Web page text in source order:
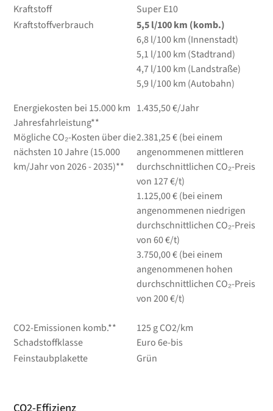
Kraftstoff
Super E10
Kraftstoffverbrauch
5,5l/100 km (komb.)
6,8l/100 km (Innenstadt)
5,1 l/100 km (Stadtrand)
4,7l/100 km (Landstraße)
5,9l/100 km (Autobahn)
Energiekosten bei 15.000 km
Jahresfahrleistung**
1.435,50 €/Jahr
Mögliche CO₂-Kosten über die
nächsten 10 Jahre (15.000
km/Jahr von 2026 - 2035)**
2.381,25 € (bei einem
angenommenen mittleren
durchschnittlichen CO₂-Preis
von 127 €/t)
1.125,00 € (bei einem
angenommenen niedrigen
durchschnittlichen CO₂-Preis
von 60 €/t)
3.750,00 € (bei einem
angenommenen hohen
durchschnittlichen CO₂-Preis
von 200 €/t)
CO2-Emissionen komb.**
125 g CO2/km
Schadstoffklasse
Euro 6e-bis
Feinstaubplakette
Grün
CO2-Effizienz